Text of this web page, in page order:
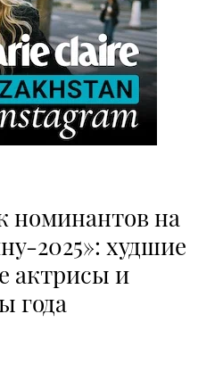
номинантов на
2025»: худшие
актрисы и
года